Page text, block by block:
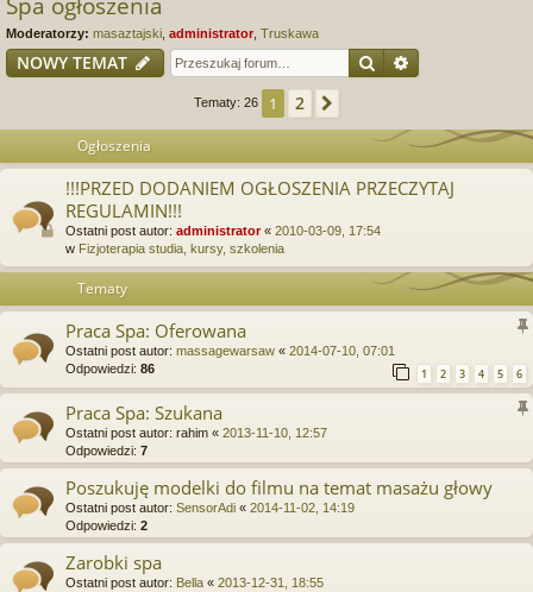
ę
Moderatorzy: masaztajski administrator Truskawa
NOWY TEMAT SzukajWyszukiwanie
Tematy: 26 1 2
Ogłoszenia
!!!PRZED DODANIEM OGŁOSZENIA PRZECZYTAJ
REGULAMIN!!!
Ostatni post autor: administrator« 2010-03-09, 17:54
w Fizjoterapia studia, kursy, szkolenia
Tematy
Praca Spa: Oferowana
Ostatni post autor: massagewarsaw « 2014-07-10, 07:01
Odpowiedzi: 86 1 2 3 4 5 6
Praca Spa: Szukana
Ostatni post autor: rahim « 2013-11-10, 12:57
Odpowiedzi: 7
Poszukuję modelki do filmu na temat masażu głowy
Ostatni post autor: SensorAdi « 2014-11-02, 14:19
Odpowiedzi: 2
Zarobki spa
Ostatni post autor: Bella « 2013-12-31, 18:55